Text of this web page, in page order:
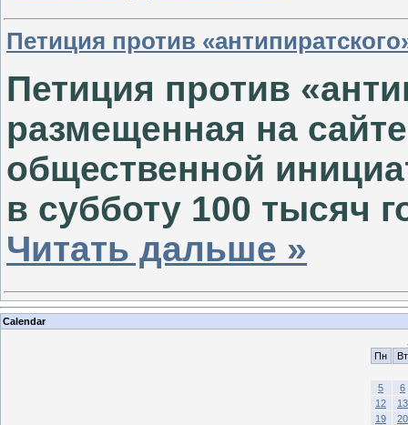
Петиция против
Петиция против
размещенная на
общественной
в субботу 100 тысяч
Читать дальше »
Calendar
Пн
Вт
5
6
12
13
19
20